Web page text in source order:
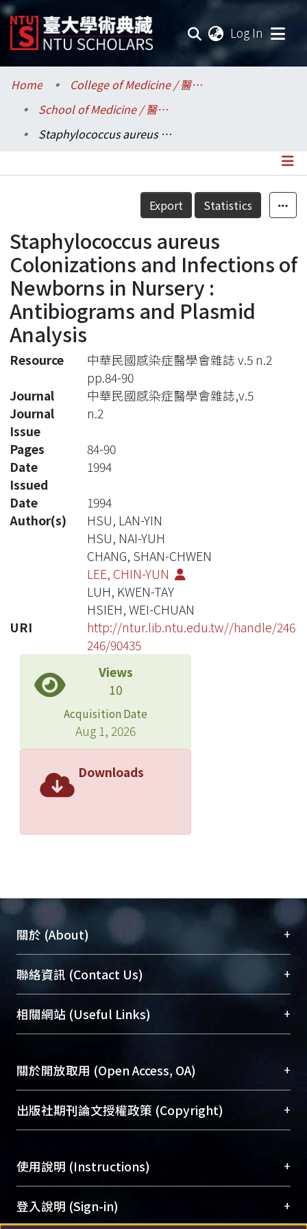
Log In
Communities & Collections
Research Outputs
Statistics
Home
College of Medicine / 醫學院
School of Medicine / 醫學系
Staphylococcus aureus Colonizations and Infections of Newborns in Nursery : Antibiograms and Plasmid Analysis
Details
Export Statistics
Staphylococcus aureus
Colonizations and Infections of
Newborns in Nursery :
Antibiograms and Plasmid
Analysis
Resource
中華民國感染症醫學會雜誌 v.5 n.2
pp.84-90
Journal
中華民國感染症醫學會雜誌,v.5
Journal
Issue
n.2
Pages
84-90
Date
Issued
1994
Date
1994
Author(s)
HSU, LAN-YIN
HSU, NAI-YUH
CHANG, SHAN-CHWEN
LEE, CHIN-YUN
LUH, KWEN-TAY
HSIEH, WEI-CHUAN
URI
http://ntur.lib.ntu.edu.tw//handle/246
246/90435
Views
10
Acquisition Date
Aug 1, 2026
Downloads
關於 (About) +
臺大位居世界頂尖大學之列，為永久珍藏及向國際
展現本校豐碩的研究成果及學術能量，圖書館整合
機構典藏（NTUR）與學術庫（AH）不同功能平
台，成為臺大學術典藏NTU scholars。期能整合研
成果。
To permanently archive and promote researcher
profiles and scholarly works, Library integrates the
services of “NTU Repository” with “Academic
聯絡資訊 (Contact Us) +
總館學科館員(Main Library)
醫學圖書館學科館員(Medical Library)
Sciences Library)
相關網站 (Useful Links) +
關於開放取用 (Open Access, OA) +
開放取用是從使用者角度提升資訊取用性的社會運
動，應用在學術研究上是透過將研究著作公開供使
用逐年攀升。同時可加速研究發展、提升研究影響
Archive）平台。 （點選深入了解OA）
出版社期刊論文授權政策 (Copyright) +
含部分內容的版權非匯入者所有，或由第三方贊
助與合作完成，請確認該版權所有者及第三方同
意提供此授權。
Please represent that the submission is your
使用說明 (Instructions) +
網站簡介(Quickstart Guide)
使用手冊(Instruction Manual)
登入說明 (Sign-in) +